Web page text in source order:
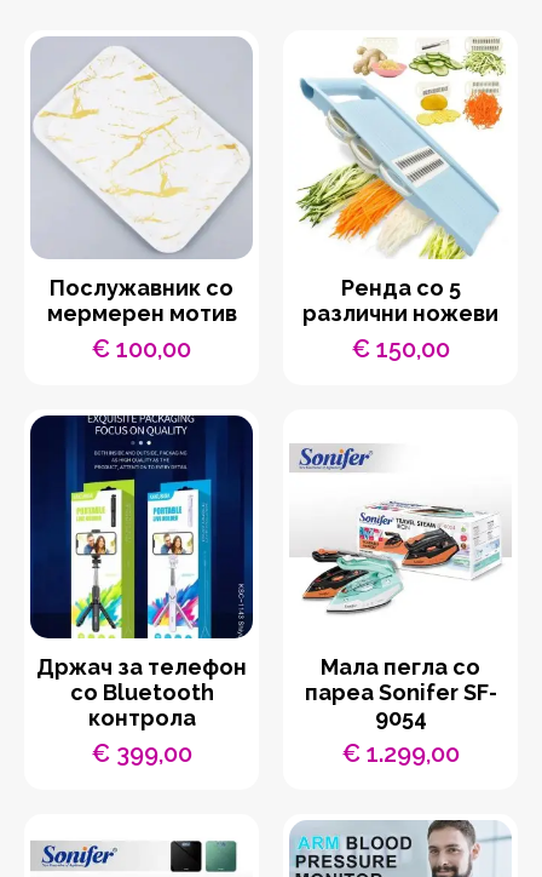
Послужавник со
мермерен мотив
€ 100,00
Ренда со 5
различни ножеви
€150,00
Држач за телефон
со Bluetooth
контрола
€399,00
Мала пегла со
пареа Sonifer SF-
9054
€1.299,00